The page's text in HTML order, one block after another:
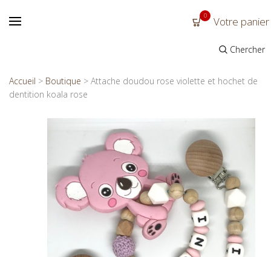
0 Votre panier
Chercher
Accueil > Boutique > Attache doudou rose violette et hochet de
dentition koala rose